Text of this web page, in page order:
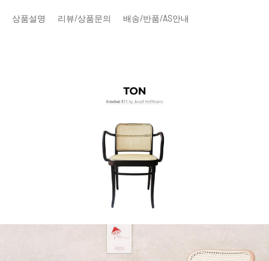
상품설명 리뷰/상품문의 배송/반품/AS안내